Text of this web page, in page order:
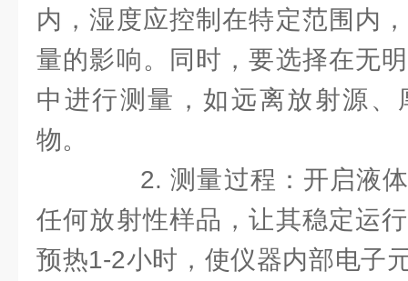
内，湿度应控制在特定范围内
量的影响。同时，要选择在无
中进行测量，如远离放射源
物。
2. 测量过程：开启液体
任何放射性样品，让其稳定运
预热1-2小时，使仪器内部电子